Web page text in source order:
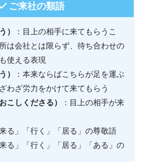
ご来社の類語
）
：目上の相手に来てもらうこ
は会社とは限らず、待ち合わせの
使える表現
）
：本来ならばこちらが足を運ぶ
わざ労力をかけて来てもらう
こしくださる）
：目上の相手が来
来る」「行く」「居る」の尊敬語
来る」「行く」「居る」「ある」の